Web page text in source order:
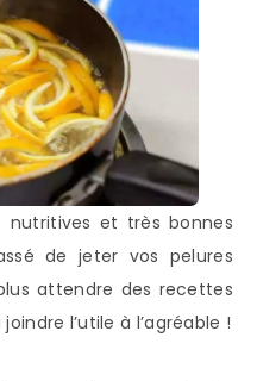
nutritives et très bonnes
de jeter vos pelures
attendre des recettes
l’utile à l’agréable !